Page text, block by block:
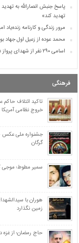
پاسخ جنبش انصارالله به
تهدید کند»
مرور زندگی و کارنامه زنده‌یاد
محمد عوده از رَعیل اول جهاد
اسامی ۲۹۰ نفر از شهدای پرواز ۶۵۵ ایران ایر
روز ۲۱۶ طوفان الاقصی با ادامه بمباران از شمال تا جنوب غزه
تحقیر جولانی توسط وزیر جنگ
بیوگرافی ۷۲ تن از یاران شیدای امام حسین علیه‌السلام
رژیم اشغالگر “نمی‌تواند”
«نعیم بن عجلان انصاری
کربلا
پاسخ جنبش انصارالله به تهدید
تهدید کند»
مرور زندگی و کارنامه زنده‌یاد
محمد عوده از رَعیل اول جهاد
اسامی ۲۹۰ نفر از شهدای پرواز ۶۵۵ ایران ایر
فرهنگی
تاکید ائتلاف
خروج نظامی
جشنواره ملی عکس
گرگان
سمیر مطوط؛ موجی
هوران با
زمین نگذارد
حاج رمضان؛ از غزه